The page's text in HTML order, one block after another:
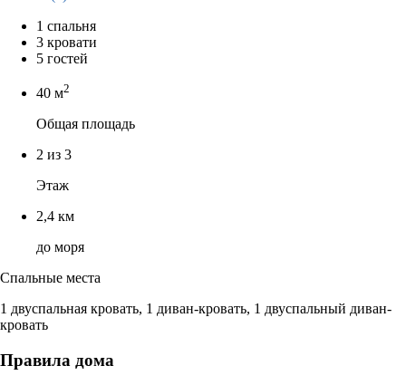
1 спальня
3 кровати
5 гостей
40 м2
Общая площадь
2 из 3
Этаж
2,4 км
до моря
Спальные места
1 двуспальная кровать, 1 диван-кровать, 1 двуспальный диван-
кровать
Правила дома